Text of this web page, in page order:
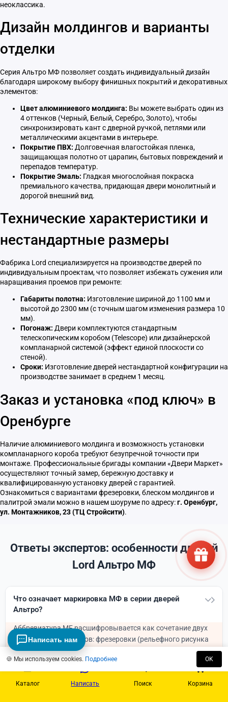
неоклассика.
Дизайн молдингов и варианты
отделки
Серия Альтро МФ позволяет создать индивидуальный дизайн
благодаря широкому выбору финишных покрытий и декоративных
элементов:
Цвет алюминиевого молдинга: Вы можете выбрать один из
4 оттенков (Черный, Белый, Серебро, Золото), чтобы
синхронизировать кант с дверной ручкой, петлями или
металлическими акцентами в интерьере.
Покрытие ПВХ: Долговечная влагостойкая пленка,
защищающая полотно от царапин, бытовых повреждений и
перепадов температур.
Покрытие Эмаль: Гладкая многослойная покраска
премиального качества, придающая двери монолитный и
дорогой внешний вид.
Технические характеристики и
нестандартные размеры
Фабрика Lord специализируется на производстве дверей по
индивидуальным проектам, что позволяет избежать сужения или
наращивания проемов при ремонте:
Габариты полотна: Изготовление шириной до 1100 мм и
высотой до 2300 мм (с точным шагом изменения размера 10
мм).
Погонаж: Двери комплектуются стандартным
телескопическим коробом (Telescope) или дизайнерской
компланарной системой (эффект единой плоскости со
стеной).
Сроки: Изготовление дверей нестандартной конфигурации на
производстве занимает в среднем 1 месяц.
Заказ и установка «под ключ» в
Оренбурге
Наличие алюминиевого молдинга и возможность установки
компланарного короба требуют безупречной точности при
монтаже. Профессиональные бригады компании «Двери Маркет»
осуществляют точный замер, бережную доставку и
квалифицированную установку дверей с гарантией.
Ознакомиться с вариантами фрезеровки, блеском молдингов и
палитрой эмали можно в нашем шоуруме по адресу:г. Оренбург,
ул. Монтажников, 23 (ТЦ Стройсити).
Ответы экспертов: особенности дверей
Lord Альтро МФ
Что означает маркировка МФ в серии дверей
Альтро?
Аббревиатура MF расшифровывается как сочетание двух
декоративных приемов: фрезеровки (рельефного рисунка
на полотне) и врезного алюминиевого молдинга
(металлического канта). Это отличительная черта данной
коллекции фабрики Lord.
Каталог Написать Поиск Корзина
🍪 Мы используем cookies. Подробнее OK
Написать нам